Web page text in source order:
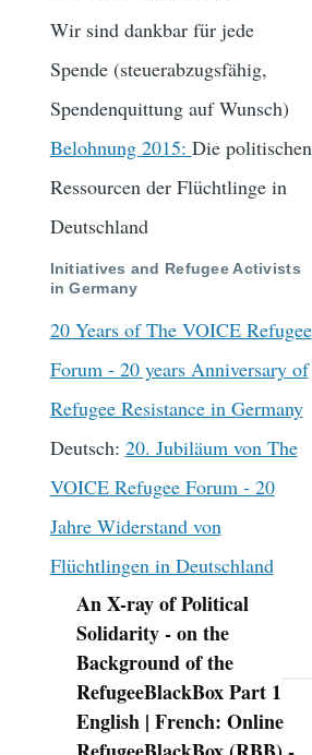
Wir sind dankbar für jede
Spende (steuerabzugsfähig,
Spendenquittung auf Wunsch)
Belohnung 2015: Die politischen
Ressourcen der Flüchtlinge in
Deutschland
Initiatives and Refugee Activists
in Germany
20 Years of The VOICE Refugee
Forum - 20 years Anniversary of
Refugee Resistance in Germany
Deutsch: 20. Jubiläum von The
VOICE Refugee Forum - 20
Jahre Widerstand von
Flüchtlingen in Deutschland
Navigation
An X-ray of Political
Solidarity - on the
Background of the
RefugeeBlackBox Part 1
English | French: Online